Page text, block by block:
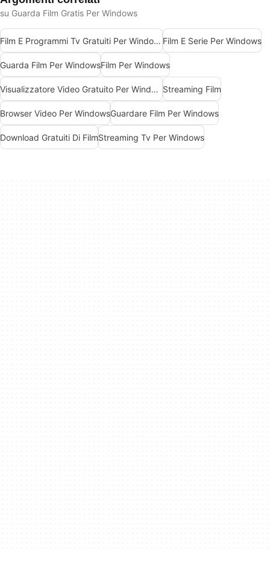
su Guarda Film Gratis Per Windows
Film E Programmi Tv Gratuiti Per Windows Film E Serie Per Windows
Guarda Film Per WindowsFilm Per Windows
Visualizzatore Video Gratuito Per Windows Streaming Film
Browser Video Per WindowsGuardare Film Per Windows
Download Gratuiti Di FilmStreaming Tv Per Windows